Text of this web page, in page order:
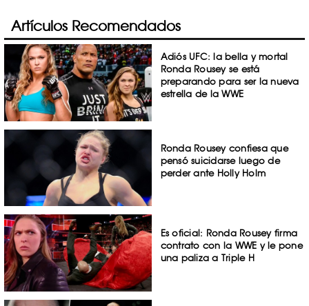
Artículos Recomendados
Adiós UFC: la bella y mortal
Ronda Rousey se está
preparando para ser la nueva
estrella de la WWE
Ronda Rousey confiesa que
pensó suicidarse luego de
perder ante Holly Holm
Es oficial: Ronda Rousey firma
contrato con la WWE y le pone
una paliza a Triple H